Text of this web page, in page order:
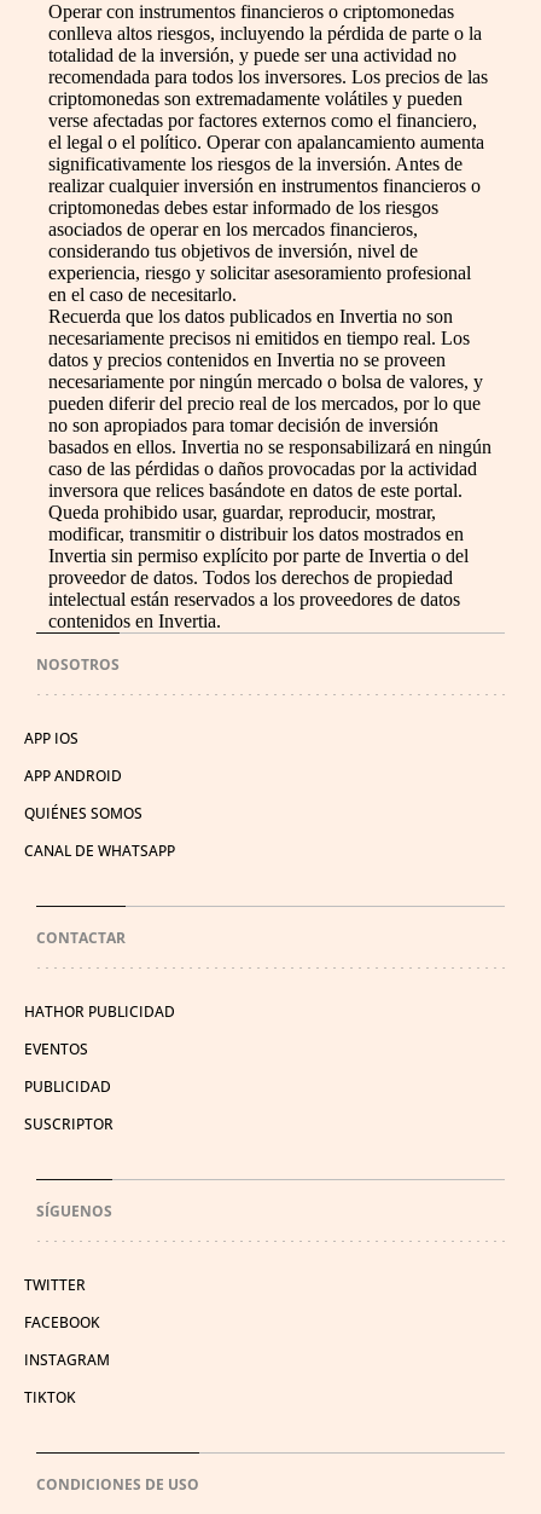
Operar con instrumentos financieros o criptomonedas
conlleva altos riesgos, incluyendo la pérdida de parte o la
totalidad de la inversión, y puede ser una actividad no
recomendada para todos los inversores. Los precios de las
criptomonedas son extremadamente volátiles y pueden
verse afectadas por factores externos como el financiero,
el legal o el político. Operar con apalancamiento aumenta
significativamente los riesgos de la inversión. Antes de
realizar cualquier inversión en instrumentos financieros o
criptomonedas debes estar informado de los riesgos
asociados de operar en los mercados financieros,
considerando tus objetivos de inversión, nivel de
experiencia, riesgo y solicitar asesoramiento profesional
en el caso de necesitarlo.
Recuerda que los datos publicados en Invertia no son
necesariamente precisos ni emitidos en tiempo real. Los
datos y precios contenidos en Invertia no se proveen
necesariamente por ningún mercado o bolsa de valores, y
pueden diferir del precio real de los mercados, por lo que
no son apropiados para tomar decisión de inversión
basados en ellos. Invertia no se responsabilizará en ningún
caso de las pérdidas o daños provocadas por la actividad
inversora que relices basándote en datos de este portal.
Queda prohibido usar, guardar, reproducir, mostrar,
modificar, transmitir o distribuir los datos mostrados en
Invertia sin permiso explícito por parte de Invertia o del
proveedor de datos. Todos los derechos de propiedad
intelectual están reservados a los proveedores de datos
contenidos en Invertia.
NOSOTROS
APP IOS
APP ANDROID
QUIÉNES SOMOS
CANAL DE WHATSAPP
CONTACTAR
HATHOR PUBLICIDAD
EVENTOS
PUBLICIDAD
SUSCRIPTOR
SÍGUENOS
TWITTER
FACEBOOK
INSTAGRAM
TIKTOK
CONDICIONES DE USO